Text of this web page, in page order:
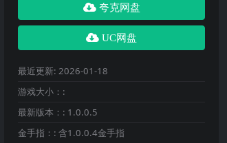
夸克网盘
UC网盘
最近更新: 2026-01-18
游戏大小：:
最新版本：: 1.0.0.5
金手指：: 含1.0.0.4金手指